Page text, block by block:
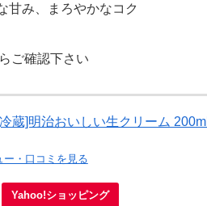
甘み、まろやかなコク
ご確認下さい
蔵]明治おいしい生クリーム 200ml
・口コミを見る
Yahoo!ショッピング